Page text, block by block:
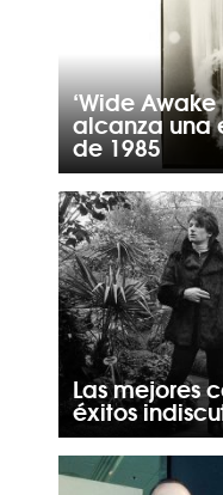
‘Wide
alcanza una
de 1985
Las mejores
éxitos